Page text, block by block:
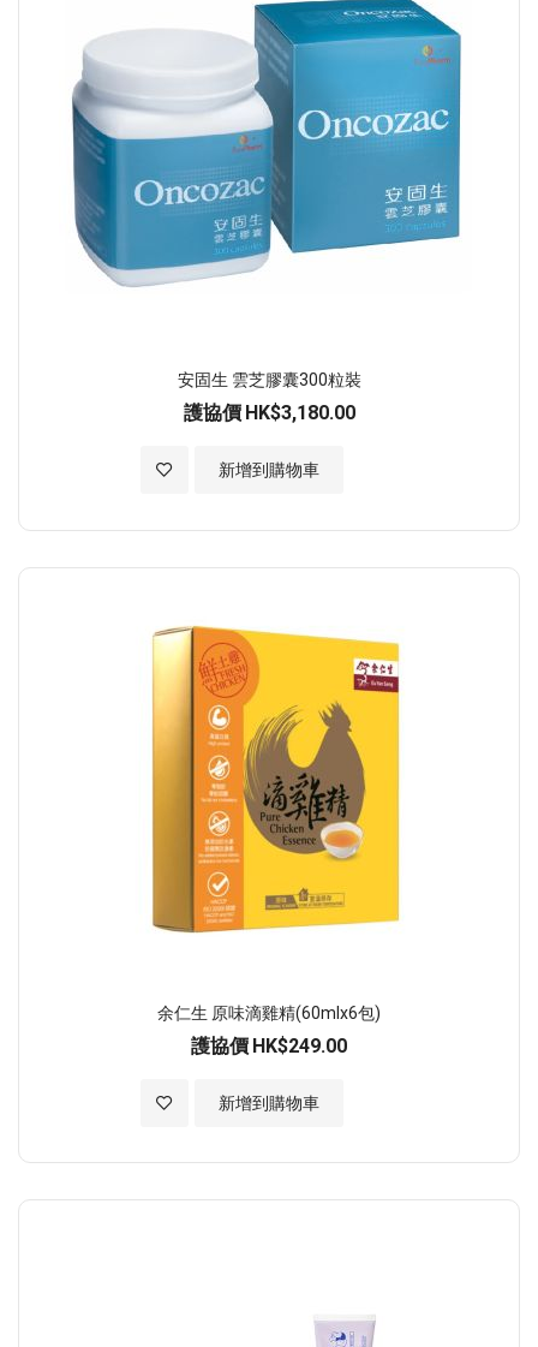
安固生 雲芝膠囊300粒裝
護協價 HK$3,180.00
新增到購物車
加入至願望清單
余仁生 原味滴雞精(60mlx6包)
護協價 HK$249.00
新增到購物車
加入至願望清單